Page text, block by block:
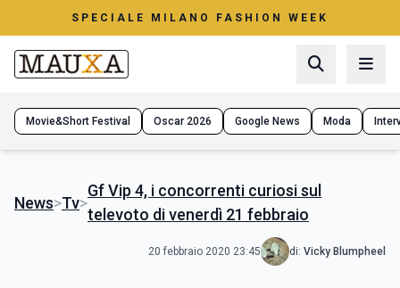
SPECIALE MILANO FASHION WEEK
Movie&Short Festival Oscar 2026 Google News Moda
News>Tv>
Gf Vip 4, i concorrenti curiosi sul
televoto di venerdì 21 febbraio
20 febbraio 2020 23:45 di: Vicky Blumpheel